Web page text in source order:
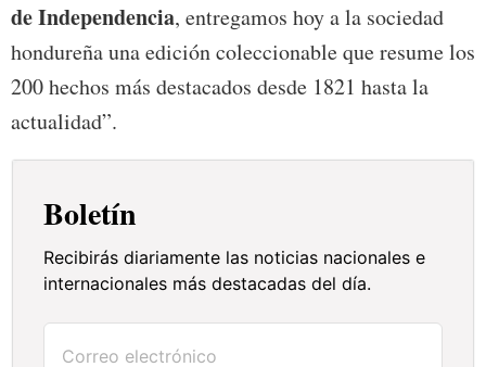
de Independencia, entregamos hoy a la sociedad
hondureña una edición coleccionable que resume los
200 hechos más destacados desde 1821 hasta la
actualidad”.
Boletín
Recibirás diariamente las noticias nacionales e
internacionales más destacadas del día.